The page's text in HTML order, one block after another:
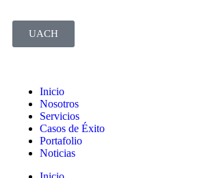
UACH
Inicio
Nosotros
Servicios
Casos de Éxito
Portafolio
Noticias